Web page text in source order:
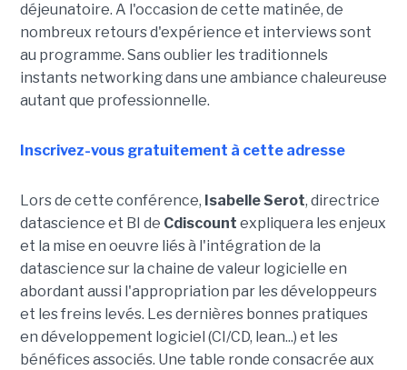
déjeunatoire. A l'occasion de cette matinée, de
nombreux retours d'expérience et interviews sont
au programme. Sans oublier les traditionnels
instants networking dans une ambiance chaleureuse
autant que professionnelle.
Inscrivez-vous gratuitement à cette adresse
Lors de cette conférence, Isabelle Serot, directrice
datascience et BI de Cdiscount expliquera les enjeux
et la mise en oeuvre liés à l'intégration de la
datascience sur la chaine de valeur logicielle en
abordant aussi l'appropriation par les développeurs
et les freins levés. Les dernières bonnes pratiques
en développement logiciel (CI/CD, lean...) et les
bénéfices associés. Une table ronde consacrée aux